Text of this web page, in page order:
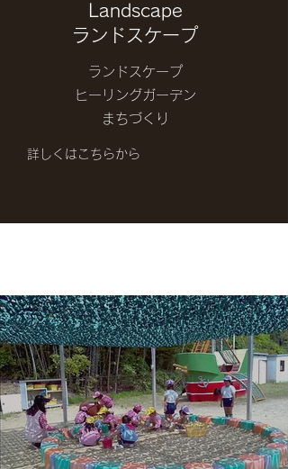
Landscape
ランドスケープ
ランドスケープ
ヒーリングガーデン
まちづくり
詳しくはこちらから